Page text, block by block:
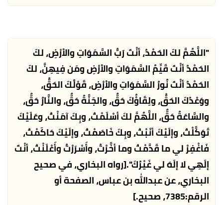
"اللَّهُمَّ لكَ الحَمْدُ، أنْتَ رَبُّ السَّمَوَاتِ والأرْضِ، لكَ
الحَمْدُ أنْتَ قَيِّمُ السَّمَوَاتِ والأرْضِ ومَن فِيهِنَّ، لكَ
الحَمْدُ أنْتَ نُورُ السَّمَوَاتِ والأرْضِ، قَوْلُكَ الحَقُّ،
ووَعْدُكَ الحَقُّ، ولِقَاؤُكَ حَقٌّ، والجَنَّةُ حَقٌّ، والنَّارُ حَقٌّ،
والسَّاعَةُ حَقٌّ، اللَّهُمَّ لكَ أسْلَمْتُ، وبِكَ آمَنْتُ، وعَلَيْكَ
تَوَكَّلْتُ، وإلَيْكَ أنَبْتُ، وبِكَ خَاصَمْتُ، وإلَيْكَ حَاكَمْتُ،
فَاغْفِرْ لي ما قَدَّمْتُ وما أخَّرْتُ، وأَسْرَرْتُ وأَعْلَنْتُ، أنْتَ
إلَهِي لا إلَهَ لي غَيْرُكَ".[رواه البخاري، في صحيح
البخاري، عن عبدالله بن عباس، الصفحة أو
الرقم:7385، صحيح.]